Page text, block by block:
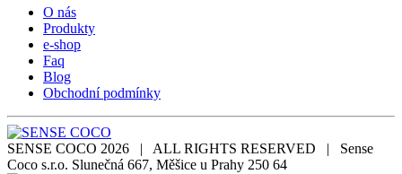
O nás
Produkty
e-shop
Faq
Blog
Obchodní podmínky
SENSE COCO 2026 | ALL RIGHTS RESERVED | Sense
Coco s.r.o. Slunečná 667, Měšice u Prahy 250 64